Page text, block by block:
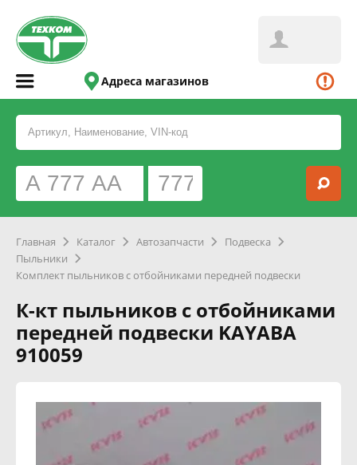
Адреса магазинов
Главная Каталог Автозапчасти
Подвеска
Пыльники
Комплект пыльников с отбойниками передней подвески
К-кт пыльников с отбойниками
передней подвески KAYABA
910059